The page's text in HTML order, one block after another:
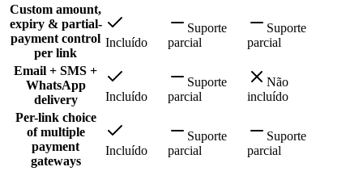
Custom amount,
expiry & partial-
payment control
per link
Incluído
Suporte
parcial
Suporte
parcial
Email + SMS +
WhatsApp
delivery
Incluído
Suporte
parcial
Não
incluído
Per-link choice
of multiple
payment
gateways
Incluído
Suporte
parcial
Suporte
parcial